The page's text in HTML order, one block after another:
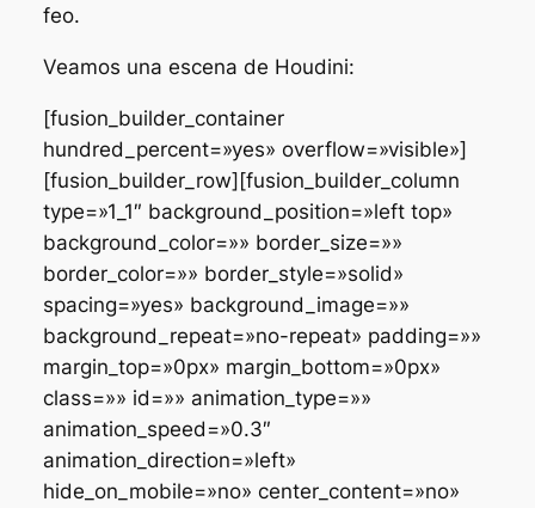
feo.
Veamos una escena de Houdini:
[fusion_builder_container
hundred_percent=»yes» overflow=»visible»]
[fusion_builder_row][fusion_builder_column
type=»1_1″ background_position=»left top»
background_color=»» border_size=»»
border_color=»» border_style=»solid»
spacing=»yes» background_image=»»
background_repeat=»no-repeat» padding=»»
margin_top=»0px» margin_bottom=»0px»
class=»» id=»» animation_type=»»
animation_speed=»0.3″
animation_direction=»left»
hide_on_mobile=»no» center_content=»no»